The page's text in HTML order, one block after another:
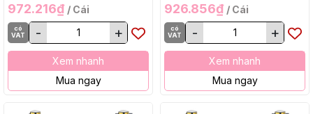
972.216₫ / Cái
có
VAT
- +
Xem nhanh
Mua ngay
926.856₫ / Cái
có
VAT
- +
Xem nhanh
Mua ngay